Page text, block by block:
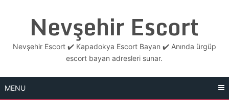
Nevşehir Escort
Nevşehir Escort ✔️ Kapadokya Escort Bayan ✔️ Anında ürgüp
escort bayan adresleri sunar.
MENU